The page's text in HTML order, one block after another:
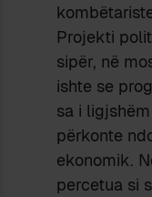
Projekti
sipër, në
ishte se
sa i
përkonte
ekonomik.
percetua si